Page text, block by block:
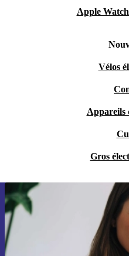
Apple
Vélos
Appareils
Gros
Recevoir
par mail
Ne manquez